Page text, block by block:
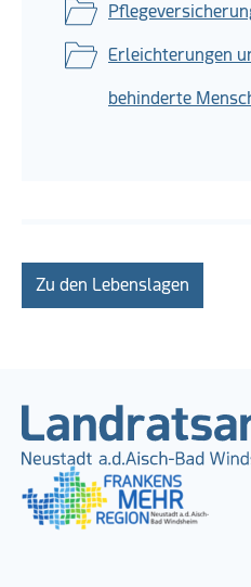
Erleichterungen
behinderte
Zu den Lebenslagen